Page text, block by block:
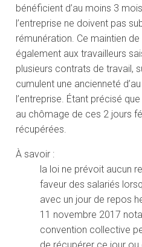
bénéficient d’au moins 3
l’entreprise ne doivent pas
rémunération. Ce maintien
également aux travailleurs
plusieurs contrats de travail,
cumulent une ancienneté
l’entreprise. Étant précisé
au chômage de ces 2 jours
récupérées.
À savoir :
la loi ne prévoit aucun
faveur des salariés
avec un jour de repos
11 novembre 2017
convention collective